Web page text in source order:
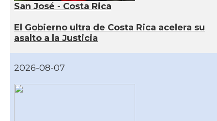
San José - Costa Rica
El Gobierno ultra de Costa Rica acelera su
asalto a la Justicia
2026-08-07